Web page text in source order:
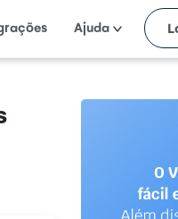
Ajuda